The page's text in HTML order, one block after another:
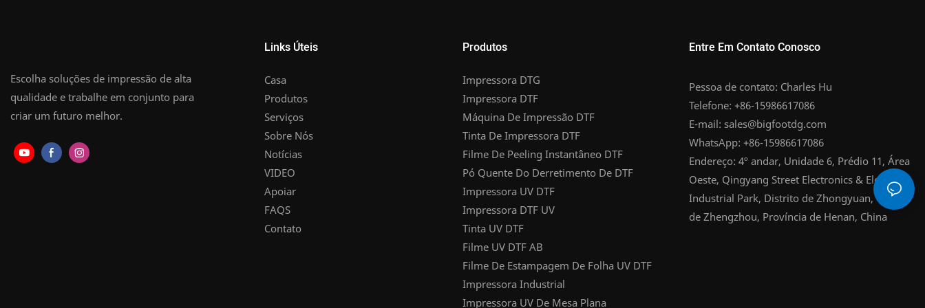
Escolha soluções de impressão de alta
qualidade e trabalhe em conjunto para
criar um futuro melhor.
Links Úteis
Casa
Produtos
Serviços
Sobre Nós
Notícias
VIDEO
Apoiar
FAQS
Contato
Produtos
Impressora DTG
Impressora DTF
Máquina De Impressão DTF
Tinta De Impressora DTF
Filme De Peeling Instantâneo DTF
Pó Quente Do Derretimento De DTF
Impressora UV DTF
Impressora DTF UV
Tinta UV DTF
Filme UV DTF AB
Filme De Estampagem De Folha UV DTF
Impressora Industrial
Impressora UV De Mesa Plana
Entre Em Contato Conosco
Pessoa de contato: Charles Hu
Telefone: +86-15986617086
E-mail: sales@bigfootdg.com
WhatsApp: +86-15986617086
Endereço: 4º andar, Unidade 6, Prédio 11, Área
Oeste, Qingyang Street Electronics & Electrical
Industrial Park, Distrito de Zhongyuan, Cidade
de Zhengzhou, Província de Henan, China